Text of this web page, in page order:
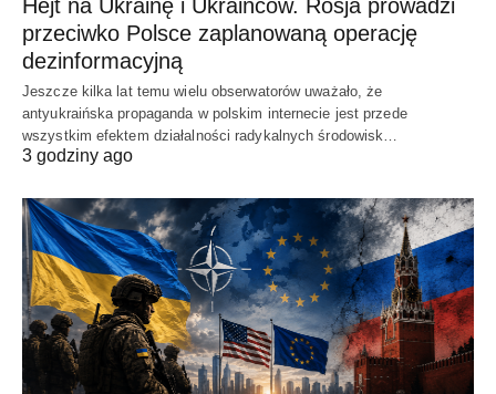
Hejt na Ukrainę i Ukraińców. Rosja prowadzi
przeciwko Polsce zaplanowaną operację
dezinformacyjną
Jeszcze kilka lat temu wielu obserwatorów uważało, że
antyukraińska propaganda w polskim internecie jest przede
wszystkim efektem działalności radykalnych środowisk…
3 godziny ago